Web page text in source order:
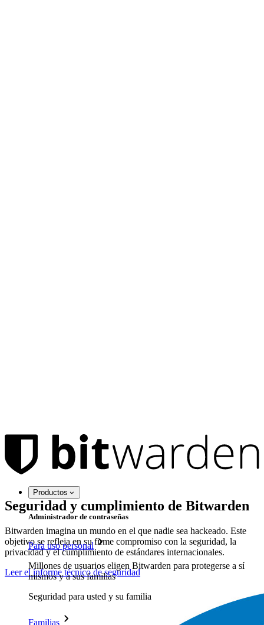
Productos
Administrador de contraseñas
Para uso personal
Millones de usuarios eligen Bitwarden para protegerse a sí
mismos y a sus familias
Seguridad para usted y su familia
Familias
Seguridad y cumplimiento de Bitwarden
Bitwarden imagina un mundo en el que nadie sea hackeado. Este
objetivo se refleja en su firme compromiso con la seguridad, la
privacidad y el cumplimiento de estándares internacionales.
Leer el informe técnico de seguridad